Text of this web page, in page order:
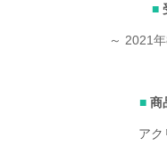
■
～ 2021
■ 商
アク